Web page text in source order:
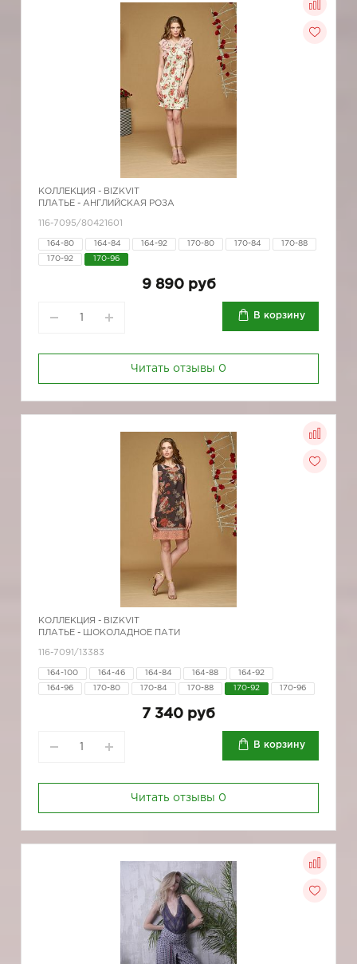
КОЛЛЕКЦИЯ - BIZKVIT
ПЛАТЬЕ - АНГЛИЙСКАЯ РОЗА
116-7095/80421601
164-80 164-84 164-92 170-80 170-84 170-88
170-92 170-96
9 890 руб
В корзину
Читать отзывы 0
КОЛЛЕКЦИЯ - BIZKVIT
ПЛАТЬЕ - ШОКОЛАДНОЕ ПАТИ
116-7091/13383
164-100 164-46 164-84 164-88 164-92
164-96 170-80 170-84 170-88 170-92 170-96
7 340 руб
В корзину
Читать отзывы 0